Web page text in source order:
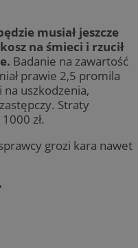
musiał jeszcze
na śmieci i rzucił
Badanie na zawartość
prawie 2,5 promila
uszkodzenia,
Straty
zł.
grozi kara nawet